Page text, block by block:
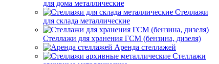
для дома металлические
Стеллажи
для склада металлические
Стеллажи для хранения ГСМ (бензина, дизеля)
Аренда стеллажей
Стеллажи